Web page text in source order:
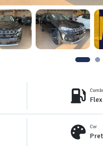
Flex
Cor